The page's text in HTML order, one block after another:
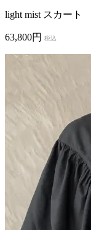
light mist スカート
63,800円 税込